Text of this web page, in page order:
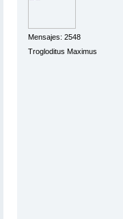
Mensajes: 2548
Trogloditus Maximus